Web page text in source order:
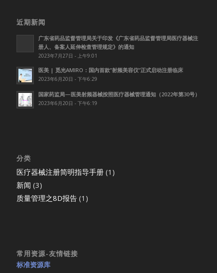
近期新闻
广东省药品监督管理局关于印发《广东省药品监督管理局医疗器械注
册人、备案人延伸检查管理规定》的通知
2023年7月27日 - 上午9:01
医美 | 觅光AMIRO：国内首款”射频美容仪”正式启动注册临床
2023年6月20日 - 下午6:29
国家药监局—医美射频器械按照医疗器械管理通知（2022年第30号）
2023年6月20日 - 下午6:19
分类
医疗器械注册简明指导手册(1)
新闻 (3)
质量管理之8D报告(1)
常用资源-友情链接
标准资源库